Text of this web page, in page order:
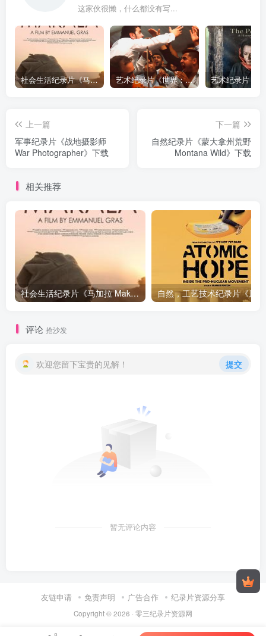
这家伙很懒，什么都没有写...
社会生活纪录片《马加拉 Makala》下载 艺术纪录片《世界：新吉普赛之王 This World: The New Gypsy Kings》下载
上一篇
军事纪录片《战地摄影师
War Photographer》下载
下一篇
自然纪录片《蒙大拿州荒野
Montana Wild》下载
相关推荐
社会生活纪录片《马加拉 Makala》下载
评论 抢沙发
欢迎您留下宝贵的见解！ 提交
暂无评论内容
友链申请 免责声明 广告合作 纪录片资源分享
Copyright © 2026 · 零三纪录片资源网